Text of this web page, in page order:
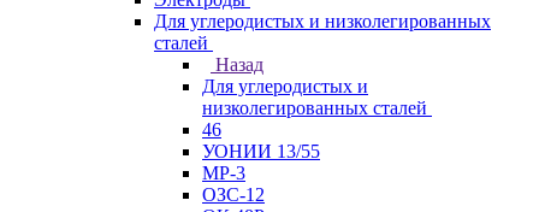
Для углеродистых и низколегированных
сталей
Назад
Для углеродистых и
низколегированных сталей
46
УОНИИ 13/55
МР-3
ОЗС-12